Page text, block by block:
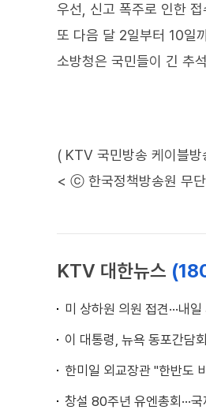
우선, 신고 폭주로 인한
또 다음 달 2일부터 10일
소방청은 국민들이 긴 추
( KTV 국민방송 케이블
< ⓒ 한국정책방송원 무
KTV 대한뉴스
미 상하원 의원 접견···내
이 대통령, 뉴욕 동포간담
한미일 외교장관 "한반도
창설 80주년 유엔총회···